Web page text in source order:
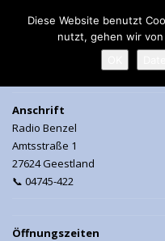
Anschrift
Radio Benzel
Amtsstraße 1
27624 Geestland
📞 04745-422
Öffnungszeiten
Diese Website benutzt
nutzt, gehen wir